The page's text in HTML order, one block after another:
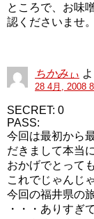
ところで、お味
認くださいませ。
ちかみぃ
28 4月, 2008
SECRET: 0
PASS:
今回は最初から
だきまして本当
おかげでとって
これでじゃんじ
今回の福井県の
・・・ありすぎ